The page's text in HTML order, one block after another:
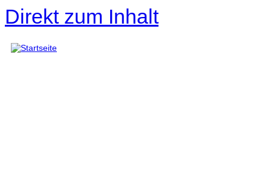
Direkt zum Inhalt